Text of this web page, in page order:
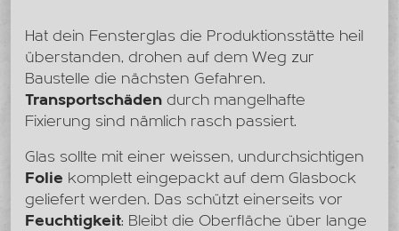
Hat dein Fensterglas die Produktionsstätte heil
überstanden, drohen auf dem Weg zur
Baustelle die nächsten Gefahren.
Transportschäden durch mangelhafte
Fixierung sind nämlich rasch passiert.
Glas sollte mit einer weissen, undurchsichtigen
Folie komplett eingepackt auf dem Glasbock
geliefert werden. Das schützt einerseits vor
Feuchtigkeit: Bleibt die Oberfläche über lange